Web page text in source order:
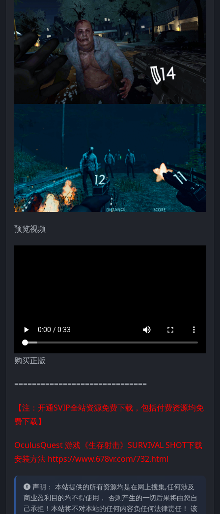
预览视频
购买正版
==============================
【注：开通SVIP全站资源免费下载，包括付费资源均免
费下载】
OculusQuest 游戏《生存射击》SURVIVAL SHOT下载
安装方法 https://www.678vr.com/732.html
声明： 本站提供的所有资源均是在网上搜集,任何涉及
商业盈利目的均不得使用， 否则产生的一切后果将由您自
己承担！本站将不对本站的任何内容负任何法律责任！ 该